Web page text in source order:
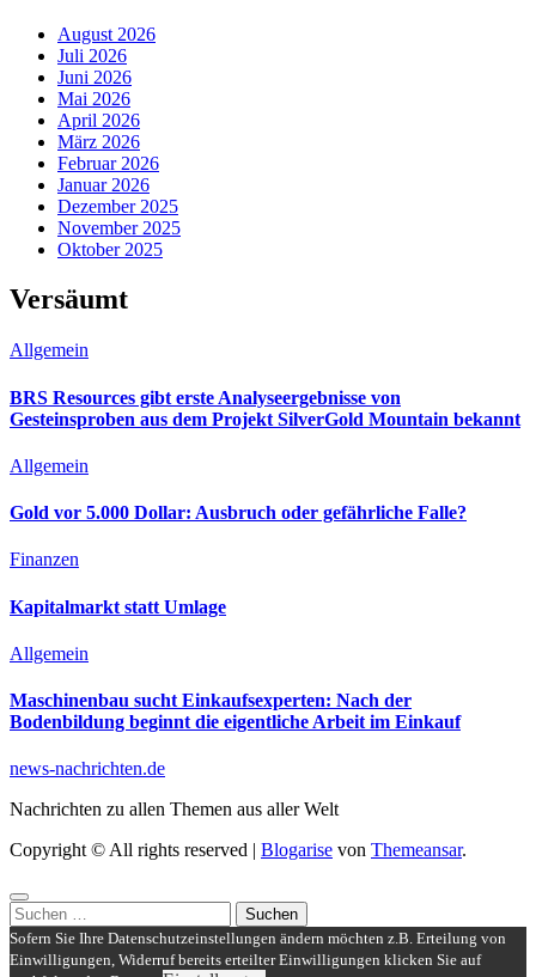
August 2026
Juli 2026
Juni 2026
Mai 2026
April 2026
März 2026
Februar 2026
Januar 2026
Dezember 2025
November 2025
Oktober 2025
Versäumt
Allgemein
BRS Resources gibt erste Analyseergebnisse von
Gesteinsproben aus dem Projekt SilverGold Mountain bekannt
Allgemein
Gold vor 5.000 Dollar: Ausbruch oder gefährliche Falle?
Finanzen
Kapitalmarkt statt Umlage
Allgemein
Maschinenbau sucht Einkaufsexperten: Nach der
Bodenbildung beginnt die eigentliche Arbeit im Einkauf
news-nachrichten.de
Nachrichten zu allen Themen aus aller Welt
Copyright © All rights reserved
Blogarise von Themeansar.
Suchen
nach:
Sofern Sie Ihre Datenschutzeinstellungen ändern möchten z.B. Erteilung von
Einwilligungen, Widerruf bereits erteilter Einwilligungen klicken Sie auf